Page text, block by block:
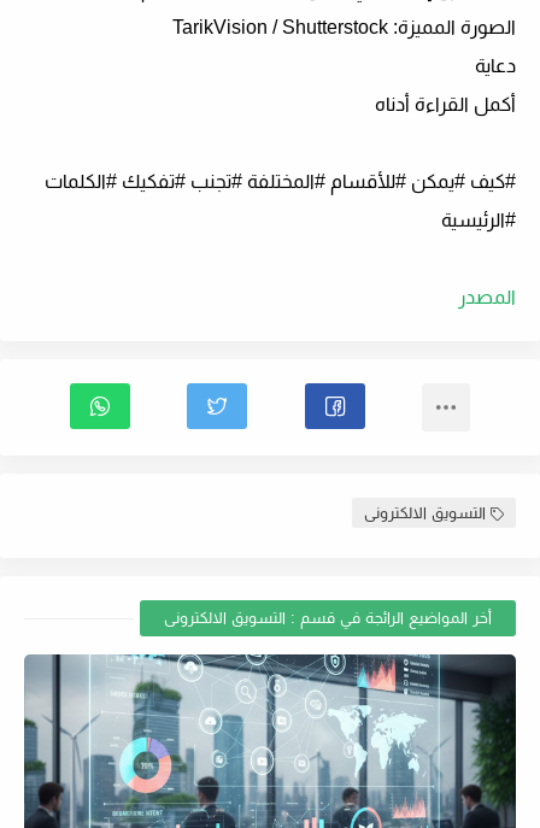
الصورة المميزة: TarikVision / Shutterstock
دعاية
أكمل القراءة أدناه
#كيف #يمكن #للأقسام #المختلفة #تجنب #تفكيك #الكلمات
#الرئيسية
المصدر
التسويق الالكترونى
أخر المواضيع الرائجة في قسم : التسويق الالكترونى